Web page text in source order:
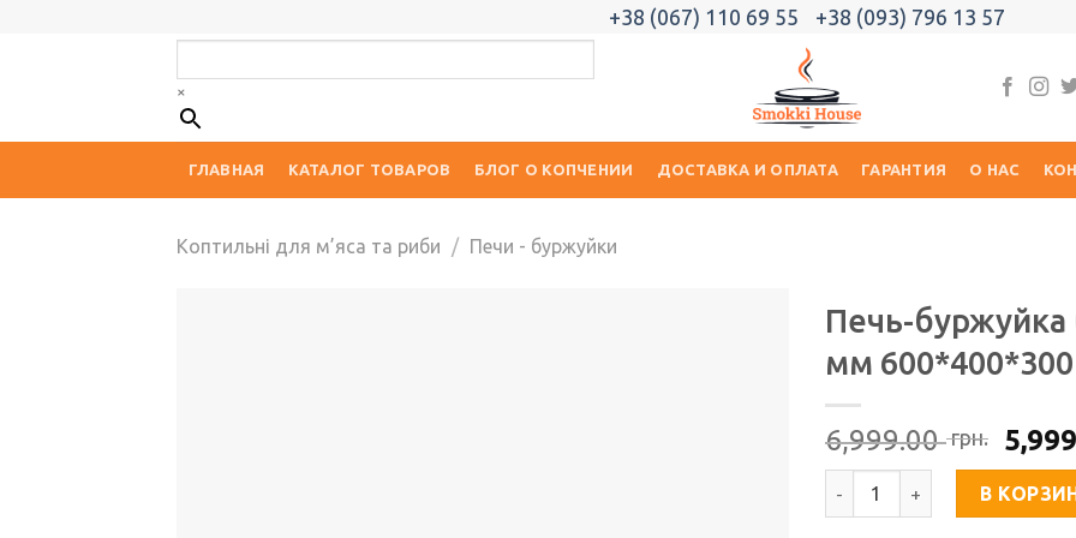
+38 (067) 110 69 55 +38 (093) 796 13 57
×
ГЛАВНАЯ КАТАЛОГ ТОВАРОВ БЛОГ О КОПЧЕНИИ ДОСТАВКА И ОПЛАТА ГАРАНТИЯ О НАС
Коптильні для м’яса та риби / Печи - буржуйки
Печь-буржуйка
мм 600*400*300
6,999.00грн.
цена
В